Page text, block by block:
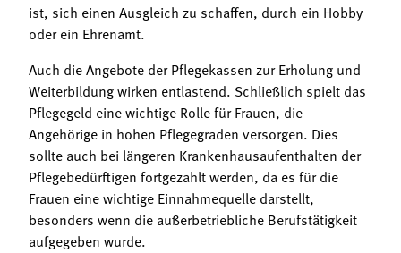
ist, sich einen Ausgleich zu schaffen, durch ein Hobby
oder ein Ehrenamt.
Auch die Angebote der Pflegekassen zur Erholung und
Weiterbildung wirken entlastend. Schließlich spielt das
Pflegegeld eine wichtige Rolle für Frauen, die
Angehörige in hohen Pflegegraden versorgen. Dies
sollte auch bei längeren Krankenhausaufenthalten der
Pflegebedürftigen fortgezahlt werden, da es für die
Frauen eine wichtige Einnahmequelle darstellt,
besonders wenn die außerbetriebliche Berufstätigkeit
aufgegeben wurde.